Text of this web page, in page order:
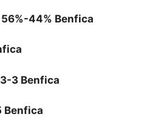
44% Benfica
3 Benfica
Benfica